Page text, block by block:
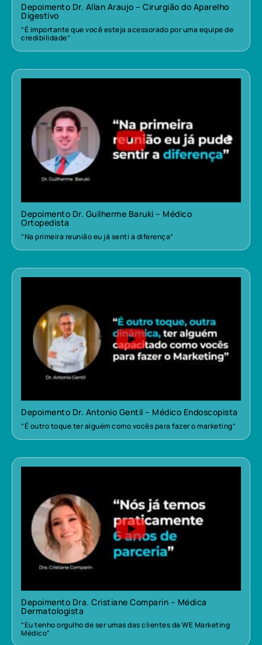
Depoimento Dr. Allan Araujo – Cirurgião do Aparelho
Digestivo
“É importante que você esteja acessorado por uma equipe de
credibilidade”
Depoimento Dr. Guilherme Baruki – Médico
Ortopedista
“Na primeira reunião eu já senti a diferença”
Depoimento Dr. Antonio Gentil – Médico Endoscopista
“É outro toque ter alguém como vocês para fazer o marketing”
Depoimento Dra. Cristiane Comparin – Médica
Dermatologista
“Eu tenho orgulho de ser umas das clientes da WE Marketing
Médico”